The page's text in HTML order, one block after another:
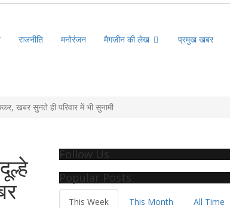
राजनीति मनोरंजन मैगज़ीन की लेख प्रमुख खबर
खबर सुनते ही परिवार में भी सुनामी
Follow Us
Popular Posts
This Week This Month All Time